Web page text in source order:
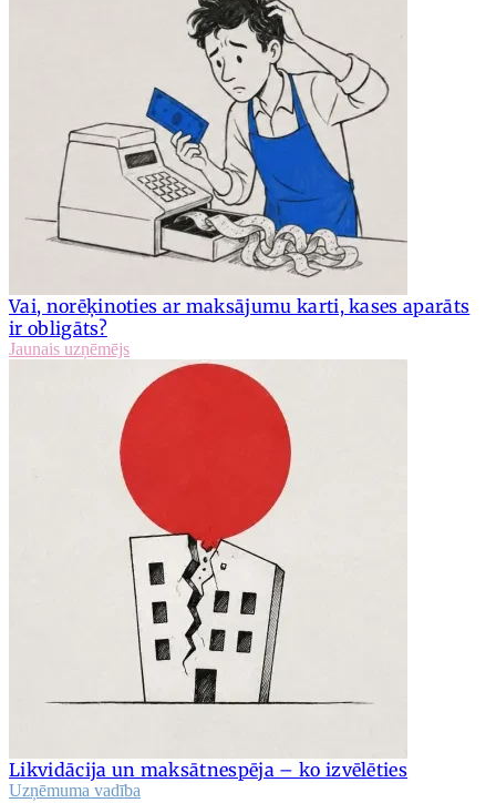
Vai, norēķinoties ar maksājumu karti, kases aparāts
ir obligāts?
Jaunais uzņēmējs
Likvidācija un maksātnespēja – ko izvēlēties
Uzņēmuma vadība